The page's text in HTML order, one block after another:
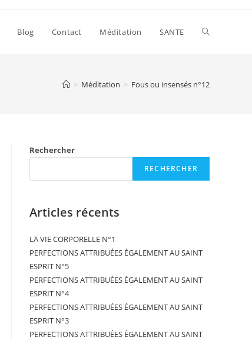
Blog Contact Méditation SANTE
> Méditation > Fous ou insensés n°12
Rechercher
RECHERCHER
Articles récents
LA VIE CORPORELLE N°1
PERFECTIONS ATTRIBUÉES ÉGALEMENT AU SAINT
ESPRIT N°5
PERFECTIONS ATTRIBUÉES ÉGALEMENT AU SAINT
ESPRIT N°4
PERFECTIONS ATTRIBUÉES ÉGALEMENT AU SAINT
ESPRIT N°3
PERFECTIONS ATTRIBUÉES ÉGALEMENT AU SAINT